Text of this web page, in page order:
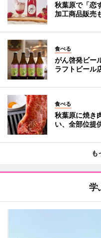
秋葉原で「恋
加工商品販売
食べる
がん啓発ビー
ラフトビール
食べる
秋葉原に焼き
い、全部位提
も
学